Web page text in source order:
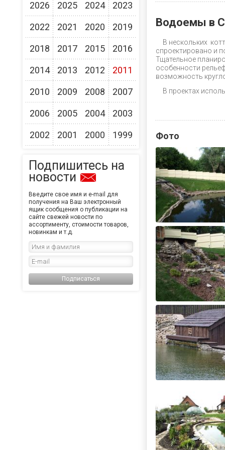
2026
2025 2024 2023
2022 2021 2020 2019
2018 2017 2015 2016
2014 2013 2012 2011
2010 2009 2008 2007
2006 2005 2004 2003
2002 2001 2000 1999
Подпишитесь на
новости
Введите свое имя и e-mail для
получения на Ваш электронный
ящик сообщения о публикации на
сайте свежей новости по
ассортименту, стоимости товаров,
новинкам и т.д.
Подписаться
Водоемы в
В нескольких
спроектировано и
Тщательное
особенности
возможность
В проектах
Фото